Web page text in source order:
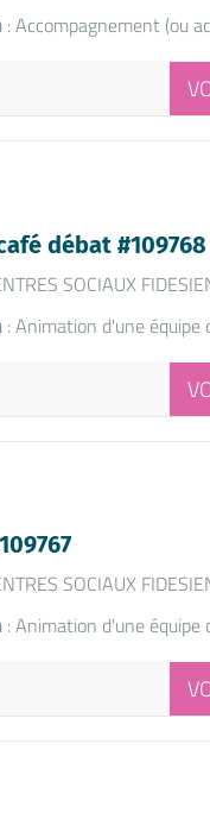
: Accompagnement (ou
débat #109768
SOCIAUX
: Animation d'une équipe
SOCIAUX
: Animation d'une équipe